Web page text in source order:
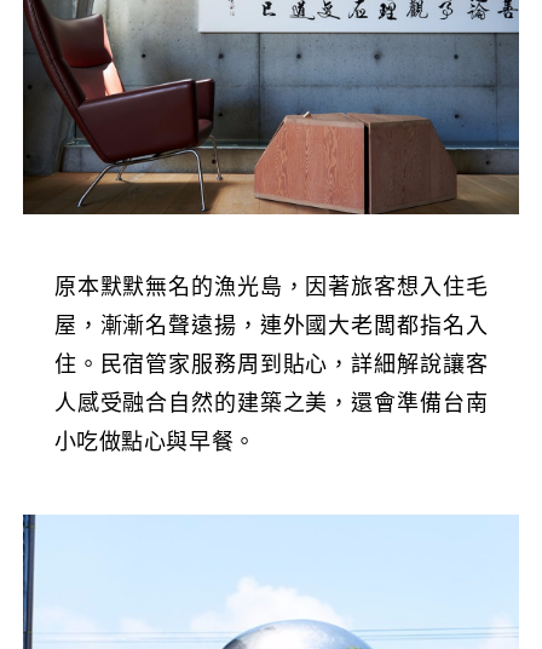
原本默默無名的漁光島，因著旅客想入住毛
屋，漸漸名聲遠揚，連外國大老闆都指名入
住。民宿管家服務周到貼心，詳細解說讓客
人感受融合自然的建築之美，還會準備台南
小吃做點心與早餐。